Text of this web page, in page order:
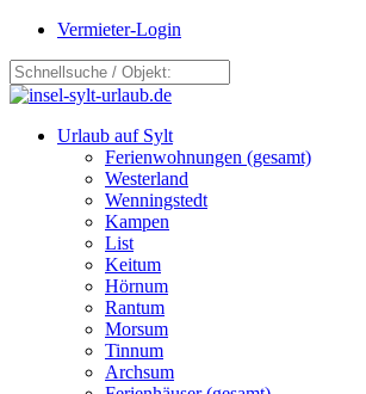
Vermieter-Login
Urlaub auf Sylt
Ferienwohnungen (gesamt)
Westerland
Wenningstedt
Kampen
List
Keitum
Hörnum
Rantum
Morsum
Tinnum
Archsum